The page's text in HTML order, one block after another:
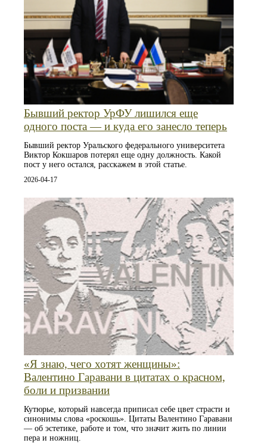
Бывший ректор УрФУ лишился еще
одного поста — и куда его занесло теперь
Бывший ректор Уральского федерального университета
Виктор Кокшаров потерял еще одну должность. Какой
пост у него остался, расскажем в этой статье.
2026-04-17
«Я знаю, чего хотят женщины»:
Валентино Гаравани в цитатах о красном,
боли и призвании
Кутюрье, который навсегда приписал себе цвет страсти и
синонимы слова «роскошь». Цитаты Валентино Гаравани
— об эстетике, работе и том, что значит жить по линии
пера и ножниц.